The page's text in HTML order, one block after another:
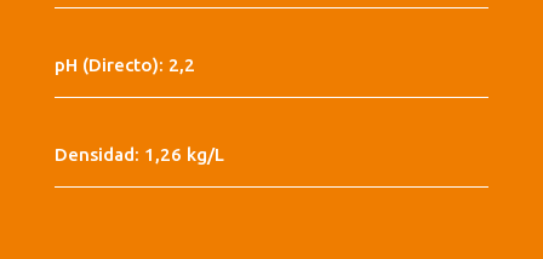
pH (Directo): 2,2
Densidad: 1,26 kg/L